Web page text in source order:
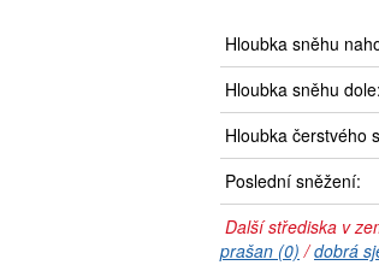
Hloubka sněhu
Hloubka sněhu dole:
Hloubka čerstvého
Poslední sněžení:
Další střediska v
prašan (0) /dobrá